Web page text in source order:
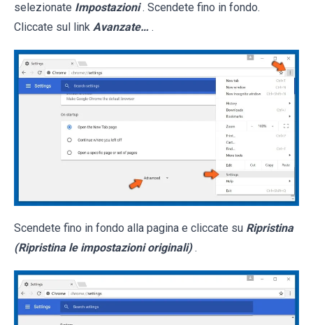
selezionate Impostazioni . Scendete fino in fondo.
Cliccate sul link Avanzate… .
Scendete fino in fondo alla pagina e cliccate su Ripristina
(Ripristina le impostazioni originali) .